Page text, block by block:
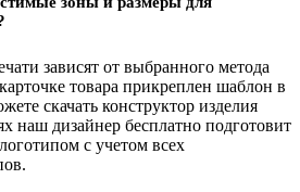
зависят от выбранного метода
товара прикреплен шаблон в
скачать конструктор изделия
наш дизайнер бесплатно подготовит
с учетом всех